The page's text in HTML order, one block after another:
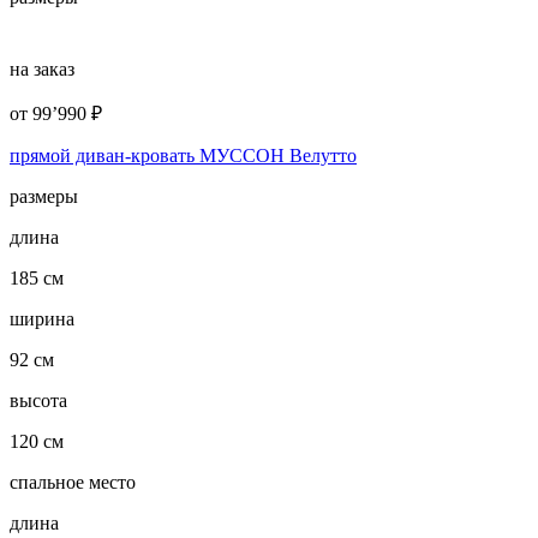
на заказ
от 99’990 ₽
прямой диван-кровать МУССОН Велутто
размеры
длина
185 см
ширина
92 см
высота
120 см
спальное место
длина